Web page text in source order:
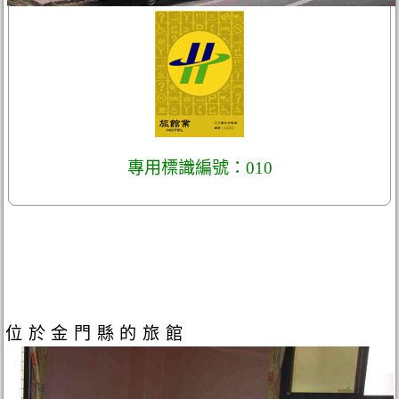
專用標識編號：010
位於金門縣的旅館